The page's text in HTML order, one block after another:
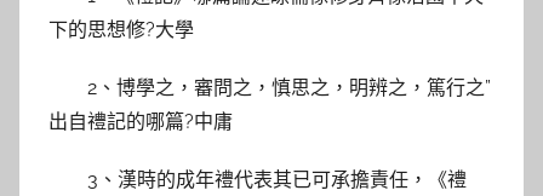
下的思想修?大學
2、博學之，審問之，慎思之，明辨之，篤行之”
出自禮記的哪篇?中庸
3、漢時的成年禮代表其已可承擔責任，《禮